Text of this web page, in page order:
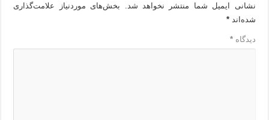
نشانی ایمیل شما منتشر نخواهد شد.
بخش‌های موردنیاز علامت‌گذاری
شده‌اند*
دیدگاه*